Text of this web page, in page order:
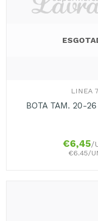
LINEA 7
BOTA TAM. 20-
€6,45/
€6.45/